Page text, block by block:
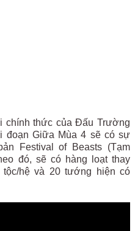
chính thức của Đấu Trường
đoạn Giữa Mùa 4 sẽ có sự
Festival of Beasts (Tạm
đó, sẽ có hàng loạt thay
hệ và 20 tướng hiện có